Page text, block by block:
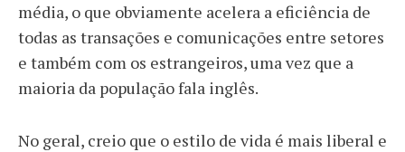
média, o que obviamente acelera a eficiência de
todas as transações e comunicações entre setores
e também com os estrangeiros, uma vez que a
maioria da população fala inglês.
No geral, creio que o estilo de vida é mais liberal e